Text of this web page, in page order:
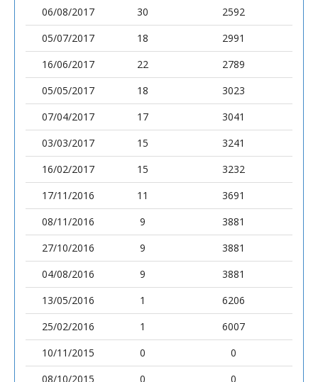
06/08/2017
30
2592
05/07/2017
18
2991
16/06/2017
22
2789
05/05/2017
18
3023
07/04/2017
17
3041
03/03/2017
15
3241
16/02/2017
15
3232
17/11/2016
11
3691
08/11/2016
9
3881
27/10/2016
9
3881
04/08/2016
9
3881
13/05/2016
1
6206
25/02/2016
1
6007
10/11/2015
0
0
08/10/2015
0 0